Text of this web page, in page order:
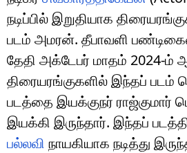
நடிப்பில் இறுதியாக
படம் அமரன். தீபாவளி
தேதி அக்டேபர் மாதம் 2024-ம்
திரையரங்குகளில் இந்தப் படம்
படத்தை இயக்குநர் ராஜ்குமார்
இயக்கி இருந்தார். இந்தப்
பல்லவி நாயகியாக நடித்து